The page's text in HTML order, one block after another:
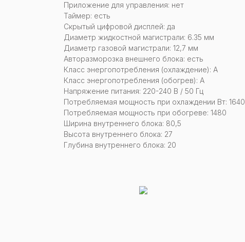
Приложение для управления: нет
Таймер: есть
Скрытый цифровой дисплей: да
Диаметр жидкостной магистрали: 6.35 мм
Диаметр газовой магистрали: 12,7 мм
Авторазморозка внешнего блока: есть
Класс энергопотребления (охлаждение): А
Класс энергопотребления (обогрев): А
Напряжение питания: 220-240 В / 50 Гц
Потребляемая мощность при охлаждении Вт: 1640
Потребляемая мощность при обогреве: 1480
Ширина внутреннего блока: 80,5
Высота внутреннего блока: 27
Глубина внутреннего блока: 20